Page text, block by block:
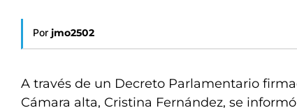
Por jmo2502
A través de un Decreto Parlamentario
Cámara alta, Cristina Fernández, se